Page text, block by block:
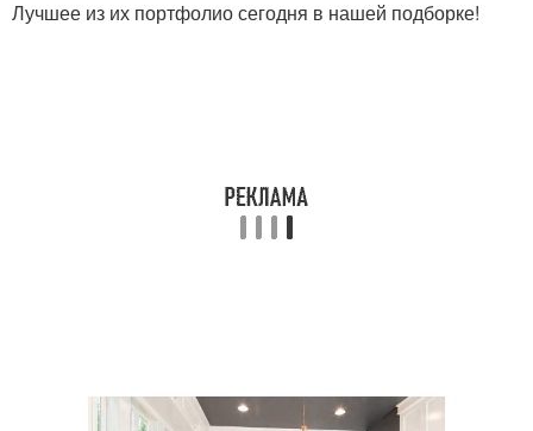
Лучшее из их портфолио сегодня в нашей подборке!